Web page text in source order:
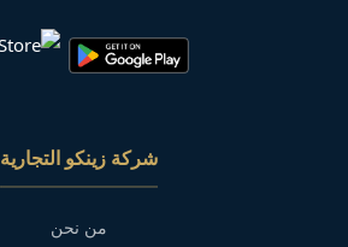
شركة زينكو التجارية
من نحن